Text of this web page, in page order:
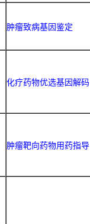
肿瘤致病基因鉴定
化疗药物优选基因解码
肿瘤靶向药物用药指导